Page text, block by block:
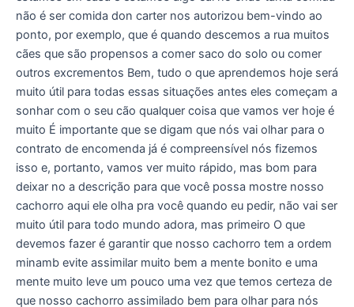
não é ser comida don carter nos autorizou bem-vindo ao
ponto, por exemplo, que é quando descemos a rua muitos
cães que são propensos a comer saco do solo ou comer
outros excrementos Bem, tudo o que aprendemos hoje será
muito útil para todas essas situações antes eles começam a
sonhar com o seu cão qualquer coisa que vamos ver hoje é
muito É importante que se digam que nós vai olhar para o
contrato de encomenda já é compreensível nós fizemos
isso e, portanto, vamos ver muito rápido, mas bom para
deixar no a descrição para que você possa mostre nosso
cachorro aqui ele olha pra você quando eu pedir, não vai ser
muito útil para todo mundo adora, mas primeiro O que
devemos fazer é garantir que nosso cachorro tem a ordem
minamb evite assimilar muito bem a mente bonito e uma
mente muito leve um pouco uma vez que temos certeza de
que nosso cachorro assimilado bem para olhar para nós